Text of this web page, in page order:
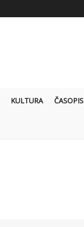
KULTURA ČASOPIS